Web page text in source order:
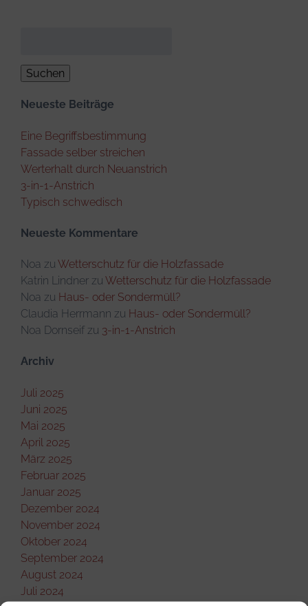
Neueste Beiträge
Eine Begriffsbestimmung
Fassade selber streichen
Werterhalt durch Neuanstrich
3-in-1-Anstrich
Typisch schwedisch
Neueste Kommentare
Noa zu Wetterschutz für die Holzfassade
Katrin Lindner zu Wetterschutz für die Holzfassade
Noa zu Haus- oder Sondermüll?
Claudia Herrmann zu Haus- oder Sondermüll?
Noa Dornseif zu 3-in-1-Anstrich
Archiv
Juli 2025
Juni 2025
Mai 2025
April 2025
März 2025
Februar 2025
Januar 2025
Dezember 2024
November 2024
Oktober 2024
September 2024
August 2024
Juli 2024